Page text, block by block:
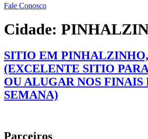
Fale Conosco
Cidade:
SITIO EM PINHALZINHO,
(EXCELENTE SITIO
OU ALUGAR NOS FINAIS
SEMANA)
Parceiros